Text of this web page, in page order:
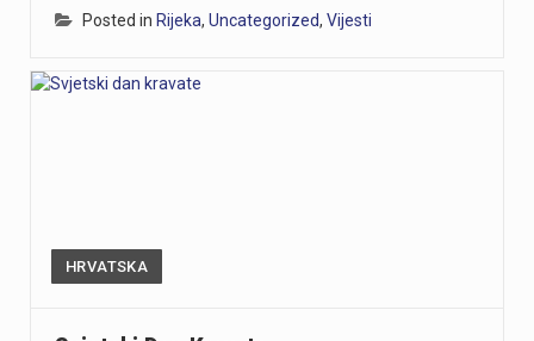
Posted in Rijeka, Uncategorized, Vijesti
HRVATSKA